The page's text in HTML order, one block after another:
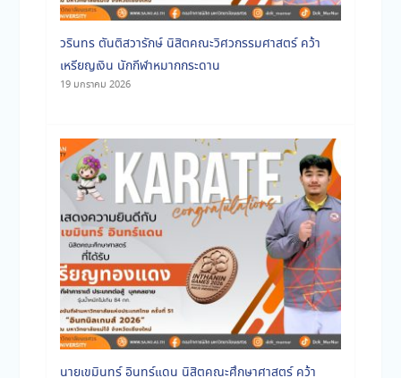
วรินทร ตันติสวารักษ์ นิสิตคณะวิศวกรรมศาสตร์ คว้า
เหรียญเงิน นักกีฬาหมากกระดาน
19 มกราคม 2026
นายเขมินทร์ อินทร์แดน นิสิตคณะศึกษาศาสตร์ คว้า